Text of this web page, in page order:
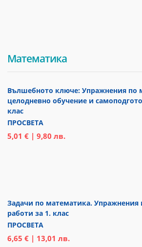
Математика
Вълшебното ключе: Упражнения по
целодневно обучение и
клас
ПРОСВЕТА
5,01 € | 9,80 лв.
Задачи по математика.
работи за 1. клас
ПРОСВЕТА
6,65 € | 13,01 лв.